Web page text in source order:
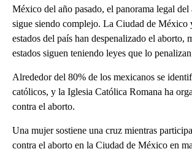
México del año pasado, el panorama legal del
sigue siendo complejo. La Ciudad de México
estados del país han despenalizado el aborto,
estados siguen teniendo leyes que lo
Alrededor del 80% de los mexicanos se
católicos, y la Iglesia Católica Romana ha
contra el aborto.
Una mujer sostiene una cruz mientras
contra el aborto en la Ciudad de México en